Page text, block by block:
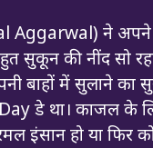
ने अपने
सुकून की नींद सो
बाहों में सुलाने का
डे था। काजल के
इंसान हो या फिर